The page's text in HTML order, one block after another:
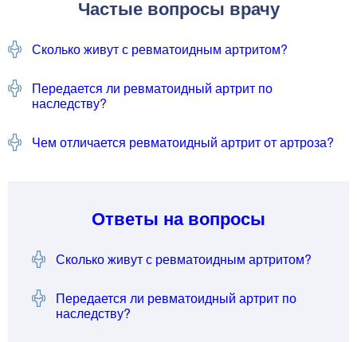
Частые вопросы врачу
Сколько живут с ревматоидным артритом?
Передается ли ревматоидный артрит по
наследству?
Чем отличается ревматоидный артрит от артроза?
Ответы на вопросы
Сколько живут с ревматоидным артритом?
Передается ли ревматоидный артрит по
наследству?